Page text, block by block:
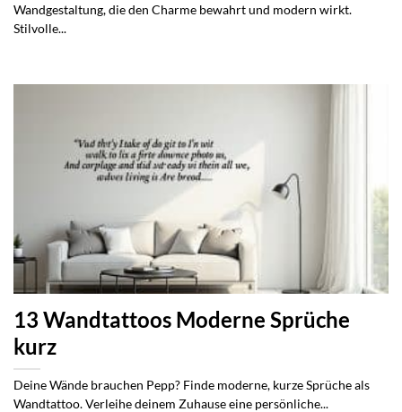
Wandgestaltung, die den Charme bewahrt und modern wirkt.
Stilvolle...
13 Wandtattoos Moderne Sprüche
kurz
Deine Wände brauchen Pepp? Finde moderne, kurze Sprüche als
Wandtattoo. Verleihe deinem Zuhause eine persönliche...